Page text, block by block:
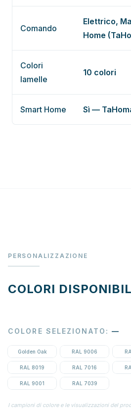
Comando
Elettrico,
Home
Colori
lamelle
10 colori
Smart Home Sì —
PERSONALIZZAZIONE
COLORI
COLORE SELEZIONATO :—
Golden Oak RAL 9006
RAL 8019 RAL 7016
RAL 9001 RAL 7039
I campioni di colore e le visualizzazioni del